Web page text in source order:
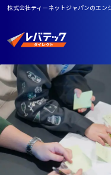
株式会社ティーネットジャパンのエ